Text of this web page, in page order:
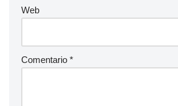
Web
Comentario *